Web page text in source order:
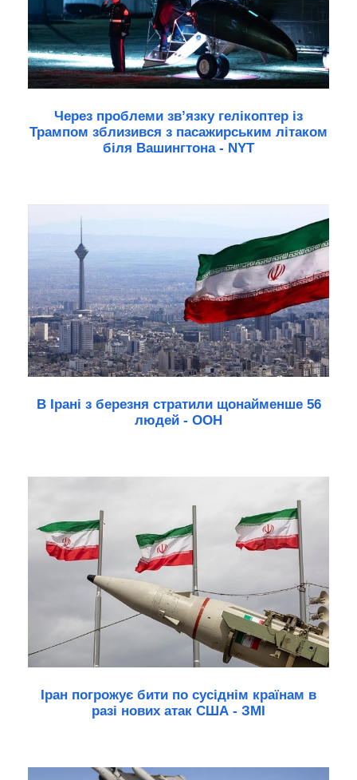
Через проблеми зв’язку гелікоптер із
Трампом зблизився з пасажирським літаком
біля Вашингтона - NYT
В Ірані з березня стратили щонайменше 56
людей - ООН
Іран погрожує бити по сусіднім країнам в
разі нових атак США - ЗМІ